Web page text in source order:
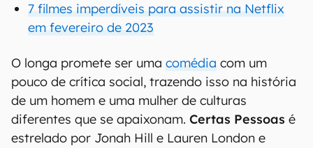
7 filmes imperdíveis para assistir na Netflix
em fevereiro de 2023
O longa promete ser uma comédia com um
pouco de crítica social, trazendo isso na história
de um homem e uma mulher de culturas
diferentes que se apaixonam. Certas Pessoas é
estrelado por Jonah Hill e Lauren London e